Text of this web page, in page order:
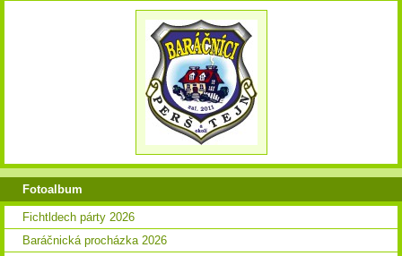
Fotoalbum
Fichtldech párty 2026
Baráčnická procházka 2026